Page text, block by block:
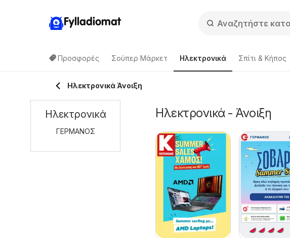
Fylladiomat
Προσφορές Σούπερ Μάρκετ Hλεκτρονικά Σπίτι & Κήπος
Hλεκτρονικά Άνοιξη
Hλεκτρονικά - Άνοιξη
Hλεκτρονικά
ΓΕΡΜΑΝΟΣ